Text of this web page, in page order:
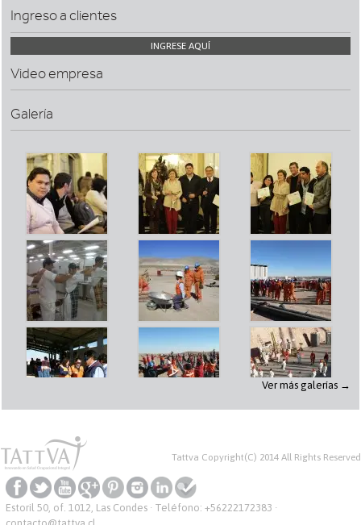
Ingreso a clientes
INGRESE AQUÍ
Video empresa
Galería
Ver más galerías →
Tattva Copyright(C) 2014 All Rights Reserved
Estoril 50, of. 1012, Las Condes · Teléfono: +56222172383 ·